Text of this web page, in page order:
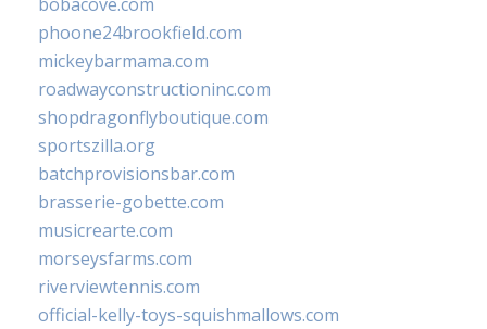
phoone24brookfield.com
mickeybarmama.com
roadwayconstructioninc.com
shopdragonflyboutique.com
sportszilla.org
batchprovisionsbar.com
brasserie-gobette.com
musicrearte.com
morseysfarms.com
riverviewtennis.com
official-kelly-toys-squishmallows.com